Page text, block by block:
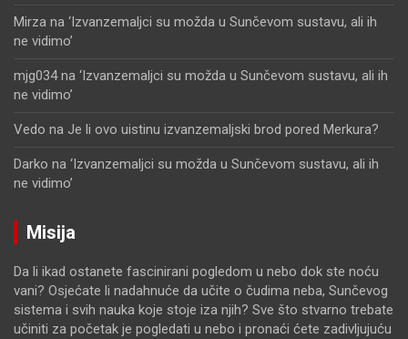
Mirza na ‘Izvanzemaljci su možda u Sunčevom sustavu, ali ih
ne vidimo’
mjg034na ‘Izvanzemaljci su možda u Sunčevom sustavu, ali ih
ne vidimo’
Vedo na Je li ovo uistinu izvanzemaljski brod pored Merkura?
Darko na ‘Izvanzemaljci su možda u Sunčevom sustavu, ali ih
ne vidimo’
Misija
Da li ikad ostanete fascinirani pogledom u nebo dok ste noću
vani? Osjećate li nadahnuće da učite o čudima neba, Sunčevog
sistema i svih nauka koje stoje iza njih? Sve što stvarno trebate
učiniti za početak je pogledati u nebo i pronaći ćete zadivljujuću